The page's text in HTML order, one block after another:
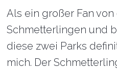
Als ein großer Fan
Schmetterlingen und
diese zwei Parks
mich. Der